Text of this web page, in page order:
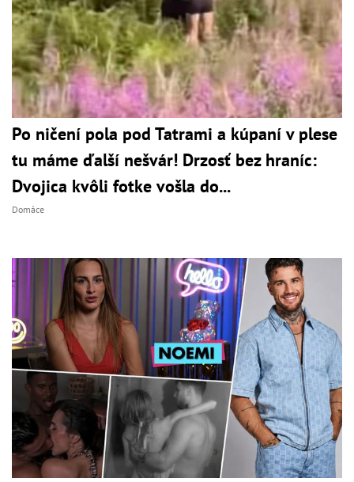
Po ničení pola pod Tatrami a kúpaní v plese
tu máme ďalší nešvár! Drzosť bez hraníc:
Dvojica kvôli fotke vošla do...
Domáce